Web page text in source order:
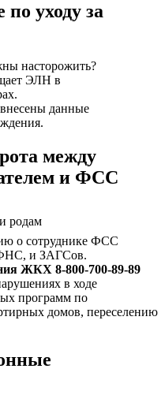
уходу за
насторожить?
ЭЛН в
данные
между
и ФСС
родам
о сотруднике ФСС
и ЗАГСов.
ЖКХ 8-800-700-89-89
в ходе
программ по
домов, переселению